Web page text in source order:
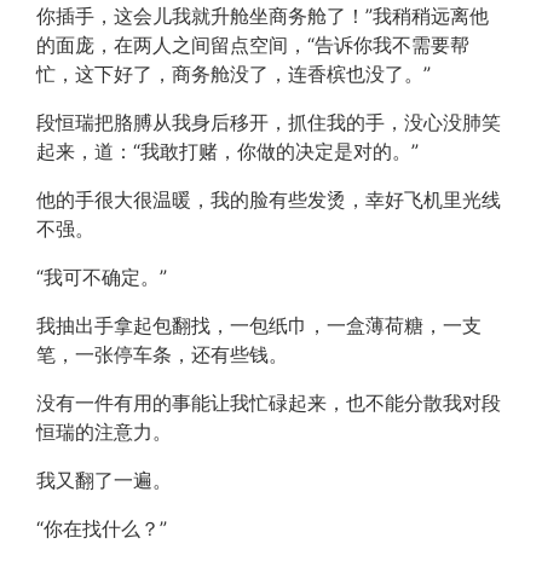
你插手，这会儿我就升舱坐商务舱了！”我稍稍远离他
的面庞，在两人之间留点空间，“告诉你我不需要帮
忙，这下好了，商务舱没了，连香槟也没了。”
段恒瑞把胳膊从我身后移开，抓住我的手，没心没肺笑
起来，道：“我敢打赌，你做的决定是对的。”
他的手很大很温暖，我的脸有些发烫，幸好飞机里光线
不强。
“我可不确定。”
我抽出手拿起包翻找，一包纸巾，一盒薄荷糖，一支
笔，一张停车条，还有些钱。
没有一件有用的事能让我忙碌起来，也不能分散我对段
恒瑞的注意力。
我又翻了一遍。
“你在找什么？”